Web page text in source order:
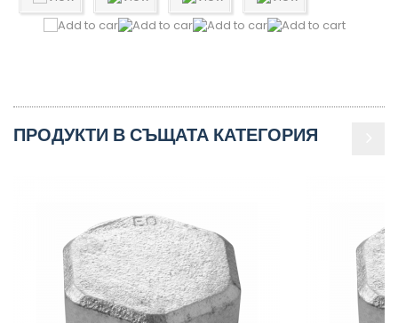
ПРОДУКТИ В СЪЩАТА КАТЕГОРИЯ